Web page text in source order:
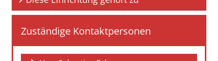
Zuständige Kontaktpersonen